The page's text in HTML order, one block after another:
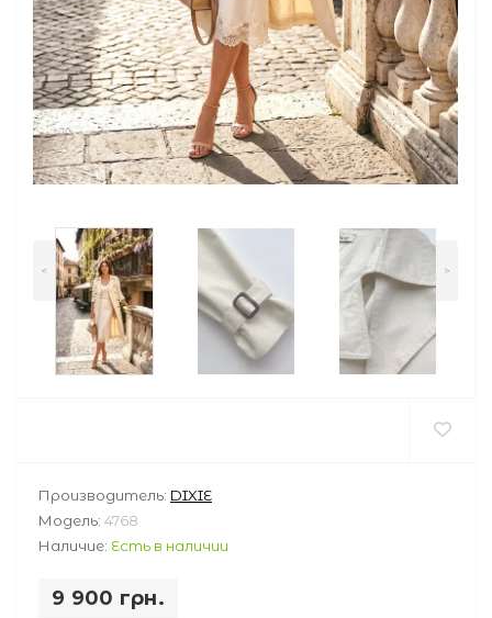
< >
Производитель: DIXIE
Модель: 4768
Наличие: Есть в наличии
9 900 грн.